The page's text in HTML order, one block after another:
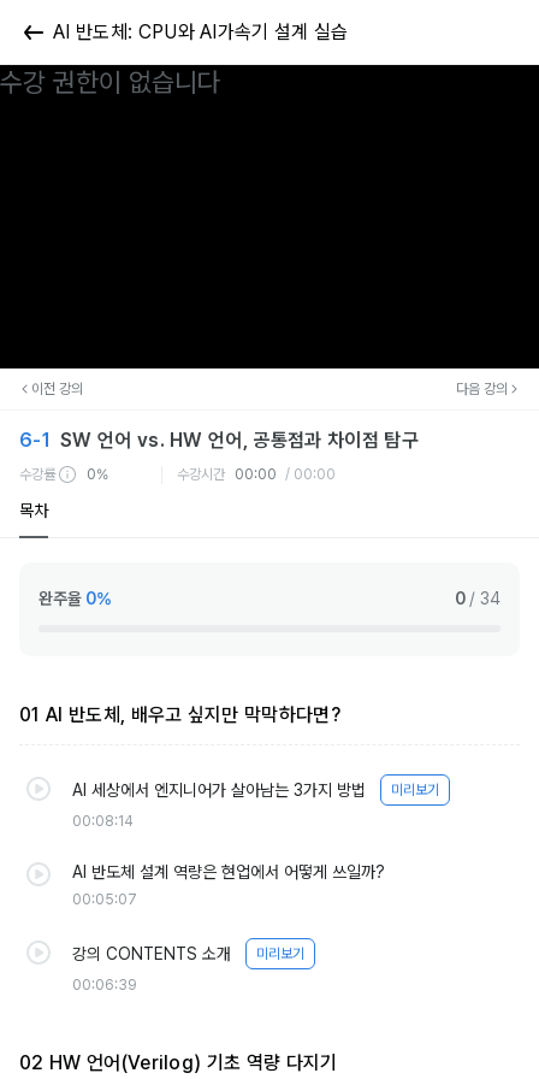
AI 반도체: CPU와 AI가속기 설계 실습
수강 권한이 없습니다
이전 강의 다음 강의
6-1 SW 언어 vs. HW 언어, 공통점과 차이점 탐구
수강률 0% 수강시간 00:00 / 00:00
목차
완주율 0% 0 / 34
01 AI 반도체, 배우고 싶지만 막막하다면?
AI 세상에서 엔지니어가 살아남는 3가지 방법
미리보기
00:08:14
AI 반도체 설계 역량은 현업에서 어떻게 쓰일까?
00:05:07
강의 CONTENTS 소개
미리보기
00:06:39
02 HW 언어(Verilog) 기초 역량 다지기